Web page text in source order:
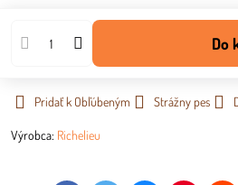
Pridať k Obľúbeným Strážny pes
Výrobca: Richelieu